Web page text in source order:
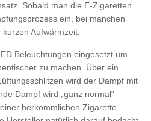
Sobald man die E-Zigaretten
ein, bei manchen
Aufwärmzeit.
Beleuchtungen eingesetzt um
zu machen. Über ein
wird der Dampf mit
Dampf wird „ganz normal“
herkömmlichen Zigarette